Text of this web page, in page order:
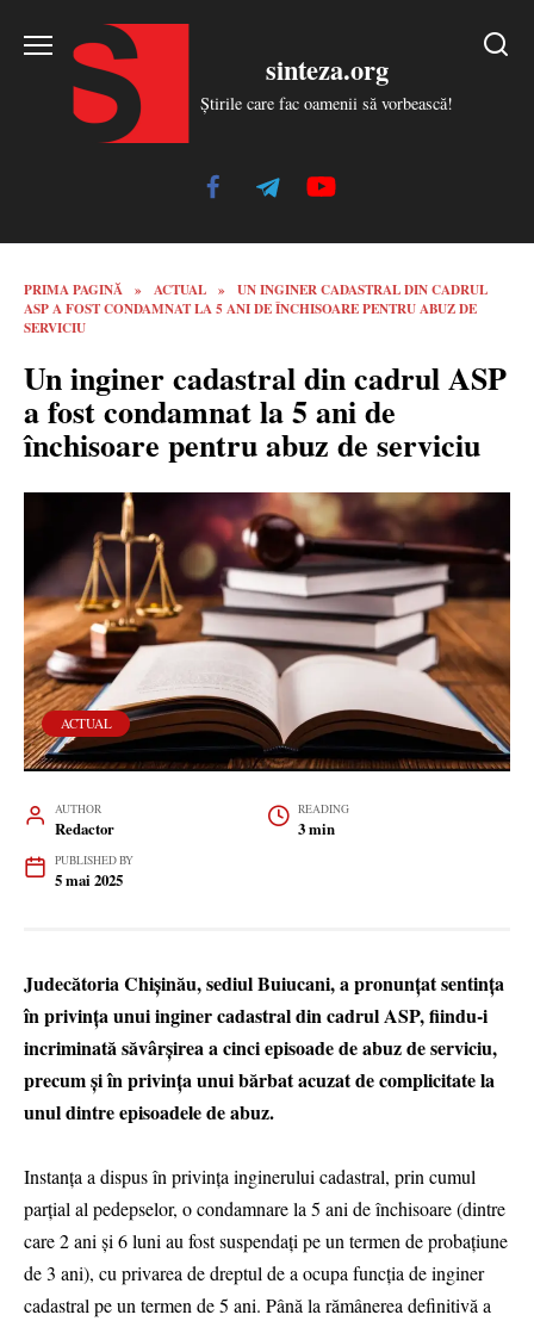
sinteza.org
Știrile care fac oamenii să vorbească!
PRIMA PAGINĂ » ACTUAL »
UN INGINER CADASTRAL DIN CADRUL
ASP A FOST CONDAMNAT LA 5 ANI DE ÎNCHISOARE PENTRU ABUZ DE
SERVICIU
Un inginer cadastral din cadrul ASP
a fost condamnat la 5 ani de
închisoare pentru abuz de serviciu
ACTUAL
AUTHOR
Redactor
READING
3 min
PUBLISHED BY
5 mai 2025
Judecătoria Chișinău, sediul Buiucani, a pronunțat sentința
în privința unui inginer cadastral din cadrul ASP, fiindu-i
incriminată săvârșirea a cinci episoade de abuz de serviciu,
precum și în privința unui bărbat acuzat de complicitate la
unul dintre episoadele de abuz.
Instanța a dispus în privința inginerului cadastral, prin cumul
parțial al pedepselor, o condamnare la 5 ani de închisoare (dintre
care 2 ani și 6 luni au fost suspendați pe un termen de probațiune
de 3 ani), cu privarea de dreptul de a ocupa funcția de inginer
cadastral pe un termen de 5 ani. Până la rămânerea definitivă a